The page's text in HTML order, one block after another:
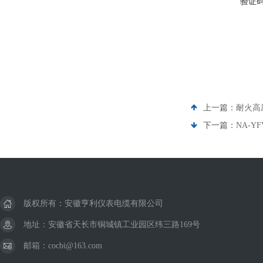
上一篇： 耐火高
下一篇： NA-
版权所有：安徽亨利仪表电缆有限公司
地址：安徽省天长市铜城镇工业园区纬三路169号
邮箱：cocbi@163.com